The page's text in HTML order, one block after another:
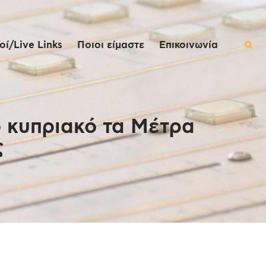
Live Links Ποιοι είμαστε Επικοινωνία
τα Μέτρα